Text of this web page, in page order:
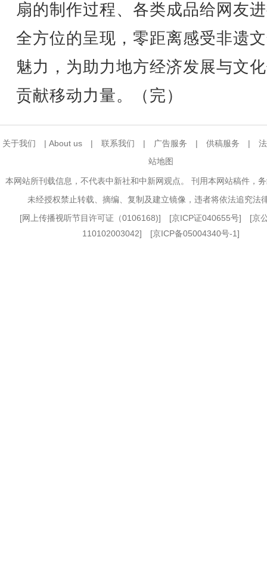
扇的制作过程、各类成品给网友
全方位的呈现，零距离感受非遗
魅力，为助力地方经济发展与文
贡献移动力量。（完）
关于我们 | About us | 联系我们 | 广告服务 | 供稿服务 |
站地图
本网站所刊载信息，不代表中新社和中新网观点。 刊用本网站稿件，
未经授权禁止转载、摘编、复制及建立镜像，违者将依法追究法
[网上传播视听节目许可证（0106168)] [京ICP证040655号] [京
110102003042] [京ICP备05004340号-1]